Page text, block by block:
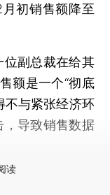
初销售额降至
副总裁在给其
额是一个“彻底
不与紧张经济环
导致销售数据
读